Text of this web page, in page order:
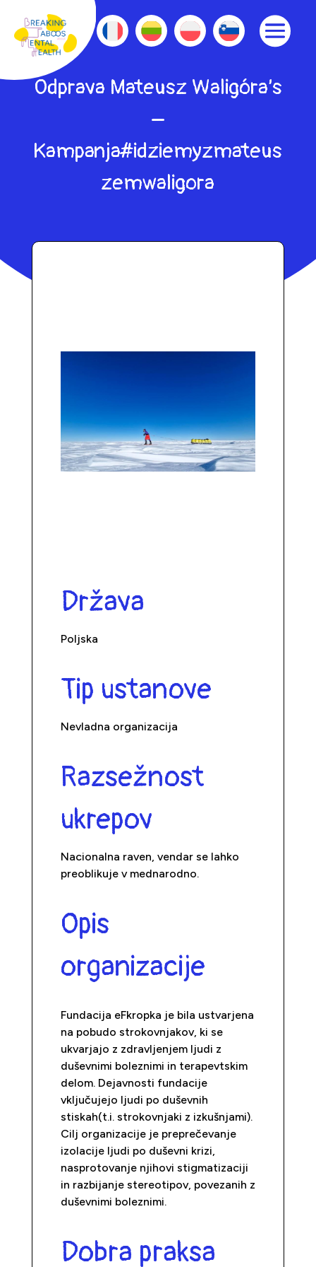
Odprava Mateusz Waligóra’s
–
Kampanja#idziemyzmateus
zemwaligora
Država
Poljska
Tip ustanove
Nevladna organizacija
Razsežnost
ukrepov
Nacionalna raven, vendar se lahko
preoblikuje v mednarodno.
Opis
organizacije
Fundacija eFkropka je bila ustvarjena
na pobudo strokovnjakov, ki se
ukvarjajo z zdravljenjem ljudi z
duševnimi boleznimi in terapevtskim
delom. Dejavnosti fundacije
vključujejo ljudi po duševnih
stiskah(t.i. strokovnjaki z izkušnjami).
Cilj organizacije je preprečevanje
izolacije ljudi po duševni krizi,
nasprotovanje njihovi stigmatizaciji
in razbijanje stereotipov, povezanih z
duševnimi boleznimi.
Dobra praksa